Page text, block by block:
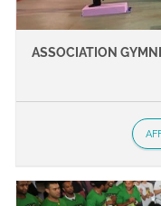
ASSOCIATION